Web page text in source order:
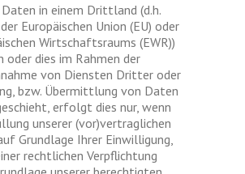
in einem Drittland (d.h.
Europäischen Union (EU) oder
Wirtschaftsraums (EWR))
oder dies im Rahmen der
von Diensten Dritter oder
bzw. Übermittlung von Daten
erfolgt dies nur, wenn
unserer (vor)vertraglichen
Grundlage Ihrer Einwilligung,
rechtlichen Verpflichtung